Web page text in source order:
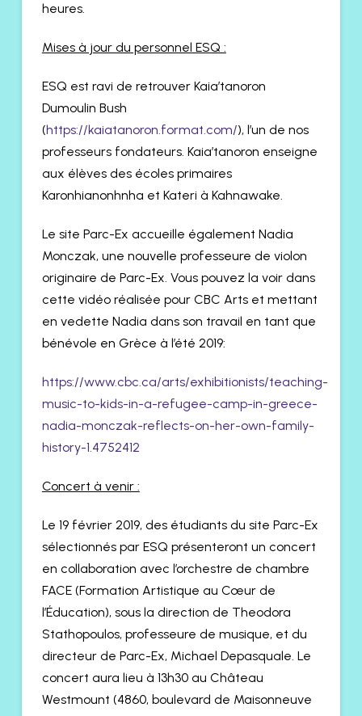
heures.
Mises à jour du personnel ESQ :
ESQ est ravi de retrouver Kaia’tanoron
Dumoulin Bush
(https://kaiatanoron.format.com/), l’un de nos
professeurs fondateurs. Kaia’tanoron enseigne
aux élèves des écoles primaires
Karonhianonhnha et Kateri à Kahnawake.
Le site Parc-Ex accueille également Nadia
Monczak, une nouvelle professeure de violon
originaire de Parc-Ex. Vous pouvez la voir dans
cette vidéo réalisée pour CBC Arts et mettant
en vedette Nadia dans son travail en tant que
bénévole en Grèce à l’été 2019:
https://www.cbc.ca/arts/exhibitionists/teaching-
music-to-kids-in-a-refugee-camp-in-greece-
nadia-monczak-reflects-on-her-own-family-
history-1.4752412
Concert à venir :
Le 19 février 2019, des étudiants du site Parc-Ex
sélectionnés par ESQ présenteront un concert
en collaboration avec l’orchestre de chambre
FACE (Formation Artistique au Cœur de
l’Éducation), sous la direction de Theodora
Stathopoulos, professeure de musique, et du
directeur de Parc-Ex, Michael Depasquale. Le
concert aura lieu à 13h30 au Château
Westmount (4860, boulevard de Maisonneuve